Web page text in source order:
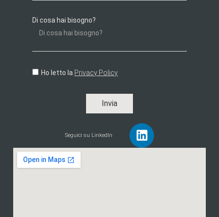
Di cosa hai bisogno?
Ho letto la Privacy Policy
Invia
Seguici su LinkedIn